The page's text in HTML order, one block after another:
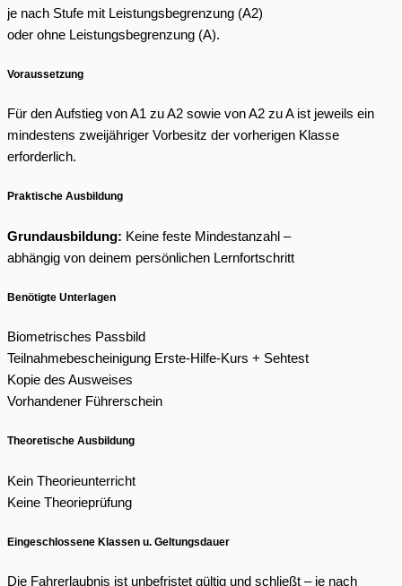
je nach Stufe mit Leistungsbegrenzung (A2)
oder ohne Leistungsbegrenzung (A).
Voraussetzung
Für den Aufstieg von A1 zu A2 sowie von A2 zu A ist jeweils ein
mindestens zweijähriger Vorbesitz der vorherigen Klasse
erforderlich.
Praktische Ausbildung
Grundausbildung: Keine feste Mindestanzahl –
abhängig von deinem persönlichen Lernfortschritt
Benötigte Unterlagen
Biometrisches Passbild
Teilnahmebescheinigung Erste-Hilfe-Kurs + Sehtest
Kopie des Ausweises
Vorhandener Führerschein
Theoretische Ausbildung
Kein Theorieunterricht
Keine Theorieprüfung
Eingeschlossene Klassen u. Geltungsdauer
Die Fahrerlaubnis ist unbefristet gültig und schließt – je nach